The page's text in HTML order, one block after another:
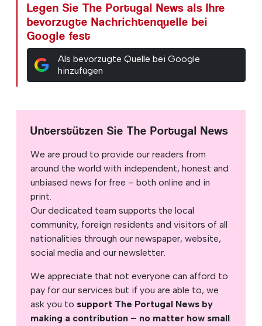
Legen Sie The Portugal News als Ihre
bevorzugte Nachrichtenquelle bei
Google fest
Als bevorzugte Quelle bei Google
hinzufügen
Unterstützen Sie The Portugal News
We are proud to provide our readers from
around the world with independent, honest and
unbiased news for free – both online and in
print.
Our dedicated team supports the local
community, foreign residents and visitors of all
nationalities through our newspaper, website,
social media and our newsletter.
We appreciate that not everyone can afford to
pay for our services but if you are able to, we
ask you to support The Portugal News by
making a contribution – no matter how small.